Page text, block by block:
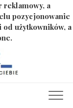
reklamowy, a
pozycjonowanie
użytkowników, a